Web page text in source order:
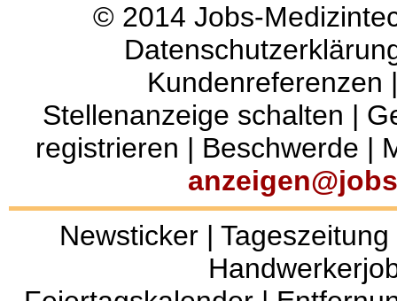
© 2014 Jobs-
Kundenreferenzen
Stellenanzeige schalten |
registrieren | Beschwerde |
Newsticker| Tageszeitung